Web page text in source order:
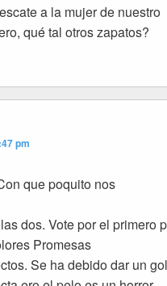
a la mujer de nuestro
qué tal otros zapatos?
pm
que poquito nos
dos. Vote por el primero
Promesas
Se ha debido dar un